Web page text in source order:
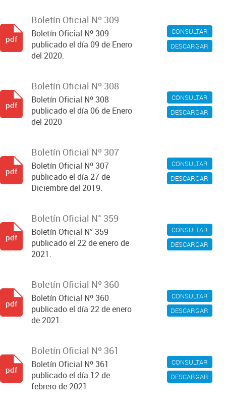
CONSULTAR
DESCARGAR
Boletín Oficial Nº 309
Boletín Oficial Nº 309
publicado el día 09 de Enero
del 2020.
pdf
CONSULTAR
DESCARGAR
Boletín Oficial Nº 308
Boletín Oficial Nº 308
publicado el día 06 de Enero
del 2020
pdf
CONSULTAR
DESCARGAR
Boletín Oficial Nº 307
Boletín Oficial Nº 307
publicado el día 27 de
Diciembre del 2019.
pdf
CONSULTAR
DESCARGAR
Boletín Oficial N° 359
Boletín Oficial N° 359
publicado el 22 de enero de
2021.
pdf
CONSULTAR
DESCARGAR
Boletín Oficial Nº 360
Boletín Oficial Nº 360
publicado el día 22 de enero
de 2021.
pdf
CONSULTAR
DESCARGAR
Boletín Oficial Nº 361
Boletín Oficial Nº 361
publicado el día 12 de
febrero de 2021
pdf